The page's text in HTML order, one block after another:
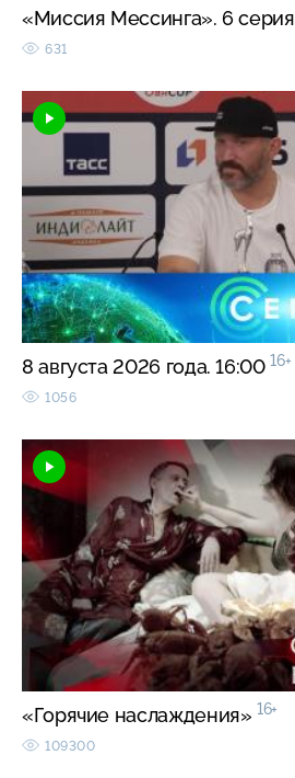
«Миссия Мессинга». 6 серия
631
8 августа 2026 года. 16:00 16+
1056
«Горячие наслаждения» 16+
109300